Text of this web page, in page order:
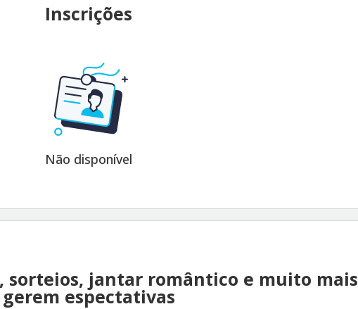
Inscrições
Não disponível
sorteios, jantar romântico e muito mais
gerem espectativas